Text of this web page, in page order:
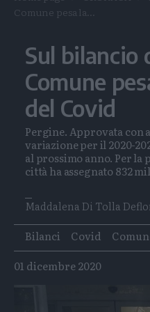
Comune pesa la...
Sul bilancio
Comune
del Covid
Pergine. Approvata con
variazione per il 2020-
al prossimo anno. Per la
città ha assegnato 832
Maddalena Di Tolla
Tags
Bilanci Covid
01 dicembre 2020